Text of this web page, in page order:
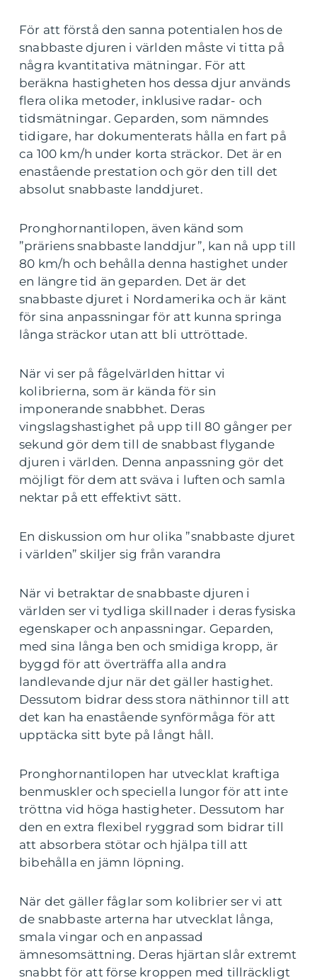
För att förstå den sanna potentialen hos de
snabbaste djuren i världen måste vi titta på
några kvantitativa mätningar. För att
beräkna hastigheten hos dessa djur används
flera olika metoder, inklusive radar- och
tidsmätningar. Geparden, som nämndes
tidigare, har dokumenterats hålla en fart på
ca 100 km/h under korta sträckor. Det är en
enastående prestation och gör den till det
absolut snabbaste landdjuret.
Pronghornantilopen, även känd som
”präriens snabbaste landdjur”, kan nå upp till
80 km/h och behålla denna hastighet under
en längre tid än geparden. Det är det
snabbaste djuret i Nordamerika och är känt
för sina anpassningar för att kunna springa
långa sträckor utan att bli uttröttade.
När vi ser på fågelvärlden hittar vi
kolibrierna, som är kända för sin
imponerande snabbhet. Deras
vingslagshastighet på upp till 80 gånger per
sekund gör dem till de snabbast flygande
djuren i världen. Denna anpassning gör det
möjligt för dem att sväva i luften och samla
nektar på ett effektivt sätt.
En diskussion om hur olika ”snabbaste djuret
i världen” skiljer sig från varandra
När vi betraktar de snabbaste djuren i
världen ser vi tydliga skillnader i deras fysiska
egenskaper och anpassningar. Geparden,
med sina långa ben och smidiga kropp, är
byggd för att överträffa alla andra
landlevande djur när det gäller hastighet.
Dessutom bidrar dess stora näthinnor till att
det kan ha enastående synförmåga för att
upptäcka sitt byte på långt håll.
Pronghornantilopen har utvecklat kraftiga
benmuskler och speciella lungor för att inte
tröttna vid höga hastigheter. Dessutom har
den en extra flexibel ryggrad som bidrar till
att absorbera stötar och hjälpa till att
bibehålla en jämn löpning.
När det gäller fåglar som kolibrier ser vi att
de snabbaste arterna har utvecklat långa,
smala vingar och en anpassad
ämnesomsättning. Deras hjärtan slår extremt
snabbt för att förse kroppen med tillräckligt